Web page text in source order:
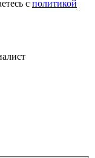
с политикой